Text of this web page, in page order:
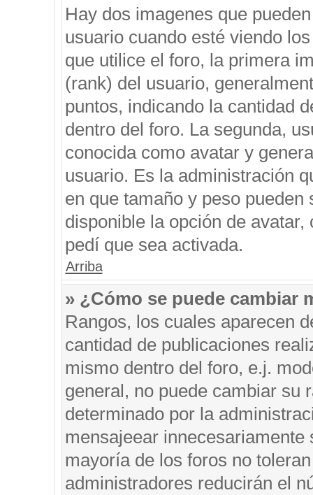
Hay dos imagenes que
usuario cuando esté viendo
que utilice el foro, la primera
(rank) del usuario,
puntos, indicando la cantidad
dentro del foro. La segunda,
conocida como avatar y
usuario. Es la administración
en que tamaño y peso
disponible la opción de
pedí que sea activada.
Arriba
» ¿Cómo se puede cambiar
Rangos, los cuales aparecen
cantidad de publicaciones
mismo dentro del foro, e.j.
general, no puede cambiar su
determinado por la
mensajeear
mayoría de los foros no
administradores reducirán el